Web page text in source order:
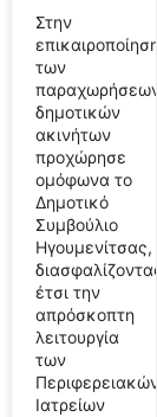
Στην
επικαιροποίηση
των
παραχωρήσεων
δημοτικών
ακινήτων
προχώρησε
ομόφωνα το
Δημοτικό
Συμβούλιο
Ηγουμενίτσας,
διασφαλίζοντας
έτσι την
απρόσκοπτη
λειτουργία
των
Περιφερειακών
Ιατρείων